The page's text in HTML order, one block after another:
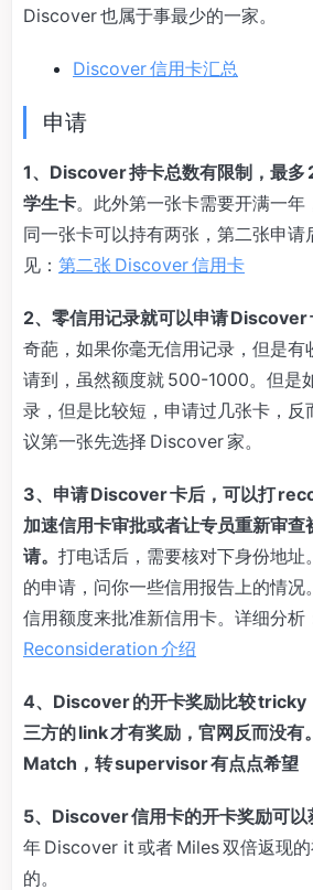
Discover 也属于事最少的一家。
Discover 信用卡汇总
申请
1、Discover 持卡总数有限制，最多
学生卡。此外第一张卡需要开满一年
同一张卡可以持有两张，第二张申请
见： 第二张 Discover 信用卡
2、零信用记录就可以申请 Discover
奇葩，如果你毫无信用记录，但是有
请到，虽然额度就 500-1000。但是
录，但是比较短，申请过几张卡，反
议第一张先选择 Discover 家。
3、申请 Discover 卡后，可以打
加速信用卡审批或者让专员重新审查
请。 打电话后，需要核对下身份地址
的申请，问你一些信用报告上的情况
信用额度来批准新信用卡。详细分析
Reconsideration 介绍
4、Discover 的开卡奖励比较 tricky
三方的 link 才有奖励，官网反而没有
Match，转 supervisor 有点点希望
5、Discover 信用卡的开卡奖励可以
年 Discover it 或者 Miles 双倍返现
的。